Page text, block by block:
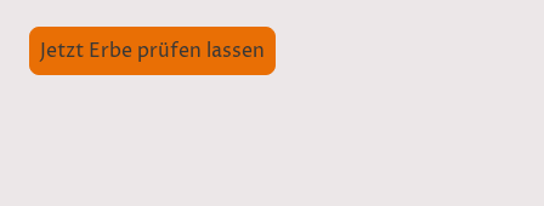
Jetzt Erbe prüfen lassen